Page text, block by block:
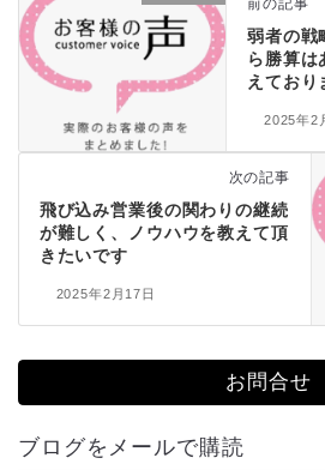
前の記事
弱者の戦
ら勝算は
えており
2025年2
次の記事
飛び込み営業後の関わりの継続
が難しく、ノウハウを教えて頂
きたいです
2025年2月17日
お問合せ
ブログをメールで購読